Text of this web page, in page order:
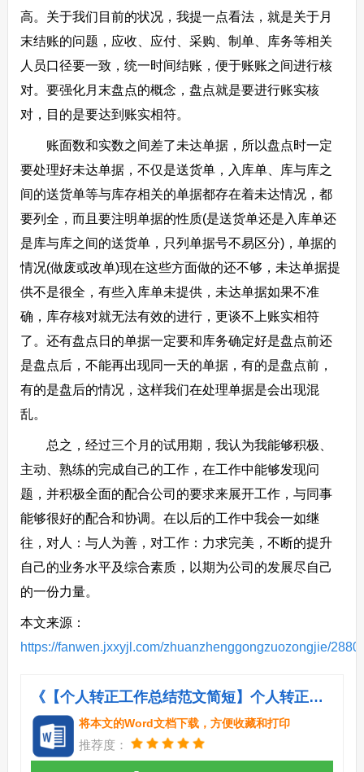
高。关于我们目前的状况，我提一点看法，就是关于月
末结账的问题，应收、应付、采购、制单、库务等相关
人员口径要一致，统一时间结账，便于账账之间进行核
对。要强化月末盘点的概念，盘点就是要进行账实核
对，目的是要达到账实相符。
账面数和实数之间差了未达单据，所以盘点时一定
要处理好未达单据，不仅是送货单，入库单、库与库之
间的送货单等与库存相关的单据都存在着未达情况，都
要列全，而且要注明单据的性质(是送货单还是入库单还
是库与库之间的送货单，只列单据号不易区分)，单据的
情况(做废或改单)现在这些方面做的还不够，未达单据提
供不是很全，有些入库单未提供，未达单据如果不准
确，库存核对就无法有效的进行，更谈不上账实相符
了。还有盘点日的单据一定要和库务确定好是盘点前还
是盘点后，不能再出现同一天的单据，有的是盘点前，
有的是盘后的情况，这样我们在处理单据是会出现混
乱。
总之，经过三个月的试用期，我认为我能够积极、
主动、熟练的完成自己的工作，在工作中能够发现问
题，并积极全面的配合公司的要求来展开工作，与同事
能够很好的配合和协调。在以后的工作中我会一如继
往，对人：与人为善，对工作：力求完美，不断的提升
自己的业务水平及综合素质，以期为公司的发展尽自己
的一份力量。
本文来源：
https://fanwen.jxxyjl.com/zhuanzhenggongzuozongjie/
《【个人转正工作总结范文简短】个人转正工作总结范文.doc》
将本文的Word文档下载，方便收藏和打印
推荐度：